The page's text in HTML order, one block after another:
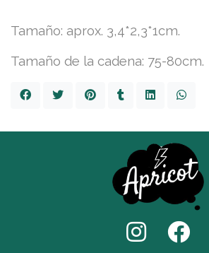
Tamaño: aprox. 3,4*2,3*1cm.
Tamaño de la cadena: 75-80cm.